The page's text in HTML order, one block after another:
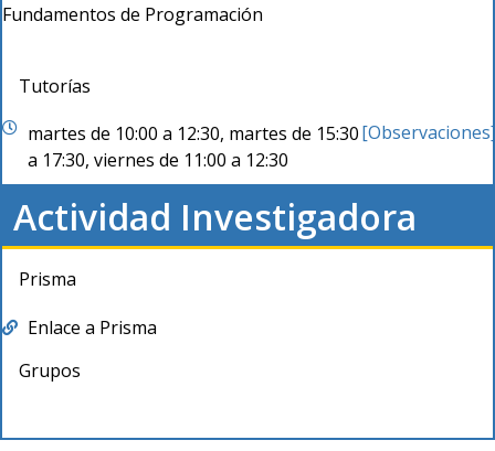
Fundamentos de Programación
Tutorías
martes de 10:00 a 12:30, martes de 15:30
a 17:30, viernes de 11:00 a 12:30
[Observaciones]
Actividad Investigadora
Prisma
Enlace a Prisma
Grupos